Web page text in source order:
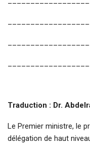
Traduction : Dr.
Le Premier ministre, le
délégation de haut